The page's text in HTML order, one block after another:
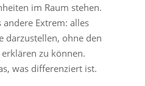
im Raum stehen.
andere Extrem: alles
darzustellen, ohne den
zu können.
was differenziert ist.